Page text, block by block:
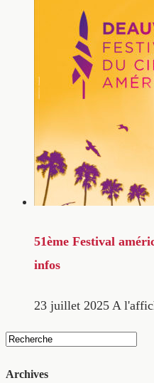
51ème Festival
infos
23 juillet 2025 A
Archives